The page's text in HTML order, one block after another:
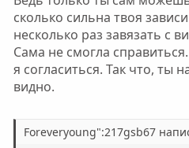
сколько сильна твоя
несколько раз завязать с
Сама не смогла
я согласиться. Так что, ты
видно.
Foreveryoung":217gsb67